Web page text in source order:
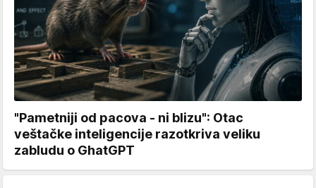
"Pametniji od pacova - ni blizu": Otac
veštačke inteligencije razotkriva veliku
zabludu o GhatGPT